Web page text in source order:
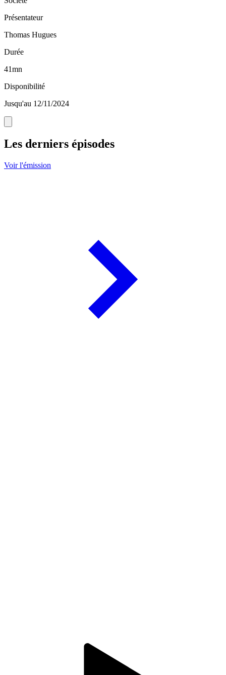
Présentateur
Thomas Hugues
Durée
41mn
Disponibilité
Jusqu'au 12/11/2024
Les derniers épisodes
Voir l'émission